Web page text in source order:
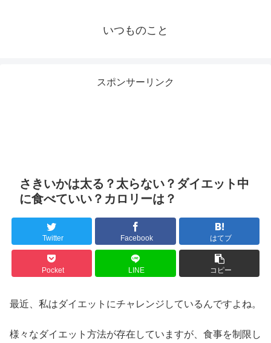
いつものこと
スポンサーリンク
さきいかは太る？太らない？ダイエット中
に食べていい？カロリーは？
Twitter Facebook はてブ
Pocket LINE コピー
最近、私はダイエットにチャレンジしているんですよね。
様々なダイエット方法が存在していますが、食事を制限し